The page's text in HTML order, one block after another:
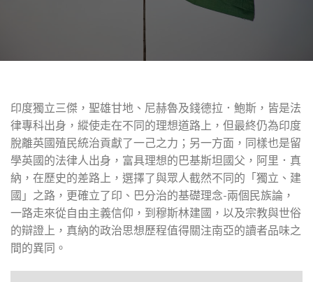
印度獨立三傑，聖雄甘地、尼赫魯及錢德拉．鮑斯，皆是法
律專科出身，縱使走在不同的理想道路上，但最終仍為印度
脫離英國殖民統治貢獻了一己之力；另一方面，同樣也是留
學英國的法律人出身，富具理想的巴基斯坦國父，阿里．真
納，在歷史的差路上，選擇了與眾人截然不同的「獨立、建
國」之路，更確立了印、巴分治的基礎理念-兩個民族論，
一路走來從自由主義信仰，到穆斯林建國，以及宗教與世俗
的辯證上，真納的政治思想歷程值得關注南亞的讀者品味之
間的異同。